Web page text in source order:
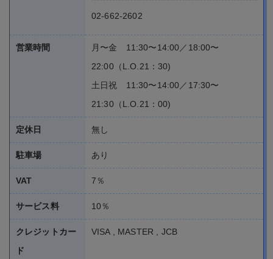
02-662-2602
営業時間
月〜金 11:30〜14:00／18:00〜
22:00（L.O.21：30)
土日祝 11:30〜14:00／17:30〜
21:30（L.O.21：00)
定休日 無し
駐車場 あり
VAT 7％
サービス料 10％
クレジットカー
ド
VISA , MASTER , JCB